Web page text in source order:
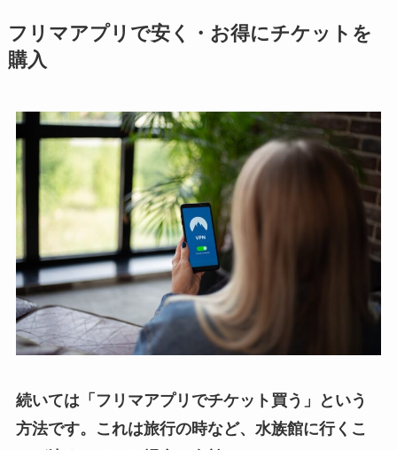
フリマアプリで安く・お得にチケットを
購入
続いては「フリマアプリでチケット買う」という
方法です。これは旅行の時など、水族館に行くこ